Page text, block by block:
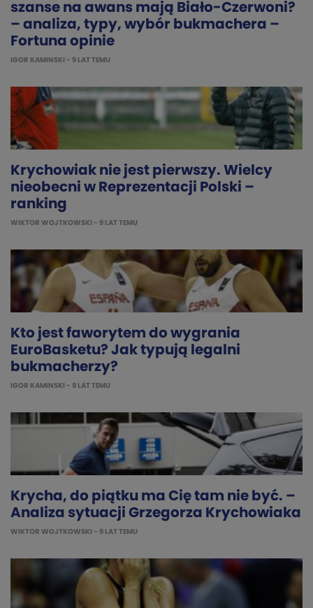
szanse na awans mają Biało-Czerwoni?
– analiza, typy, wybór bukmachera –
Fortuna opinie
IGOR KAMINSKI - 9 LAT TEMU
Krychowiak nie jest pierwszy. Wielcy
nieobecni w Reprezentacji Polski –
ranking
WIKTOR WOJTKOWSKI - 9 LAT TEMU
Kto jest faworytem do wygrania
EuroBasketu? Jak typują legalni
bukmacherzy?
IGOR KAMINSKI - 9 LAT TEMU
Krycha, do piątku ma Cię tam nie być. –
Analiza sytuacji Grzegorza Krychowiaka
WIKTOR WOJTKOWSKI - 9 LAT TEMU